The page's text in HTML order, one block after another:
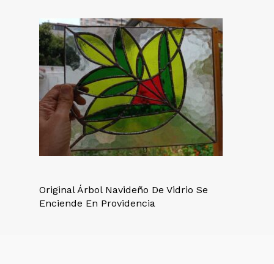
Original Árbol Navideño De Vidrio Se
Enciende En Providencia